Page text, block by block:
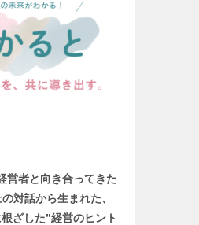
営者と向き合ってきた
対話から生まれた、
ざした”経営のヒント